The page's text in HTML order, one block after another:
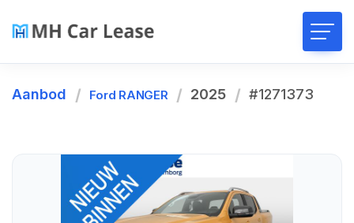
Aanbod Ford RANGER 2025 #1271373